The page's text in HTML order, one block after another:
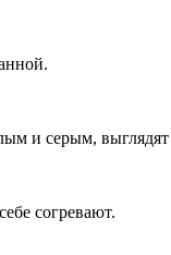
и серым, выглядят
согревают.